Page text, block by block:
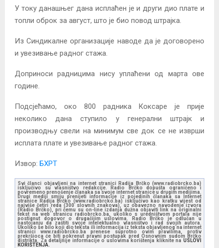
У току данашњег дана исплаћен је и други дио плате и
топли оброк за август, што је био повод штрајка.
Из Синдикалне организације наводе да је договорено
и увезивање радног стажа.
Доприноси радницима нису уплаћени од марта ове
године.
Подсјећамо, око 800 радника Коксаре је прије
неколико дана ступило у генерални штрајк и
производњу свели на минимум све док се не изврши
исплата плате и увезивање радног стажа.
Извор: БХРТ
Svi članci objavljeni na internet stranici Radija Brčko (www.radiobrcko.ba)
isključivo su vlasništvo redakcije. Radio Brčko dopušta ograničeno i
povremeno prenošenje članaka sa svoje internet stranice u drugim medijima.
Drugi mediji smiju prenijeti informacije iz pojedinih članaka sa Internet
stranice Radija Brčko (www.radiobrcko.ba) isključivo kao kratku vijest od
najviše četiri reda (300 slovnih znakova), uz obavezno navođenje izvora
(Radio Brčko), pri čemu su on-line izdanja dužna objaviti link na originalni
tekst na web stranicu radiobrcko.ba, ukoliko s uredništvom portala nije
postignut dogovor o drugačijim uslovima. Radio Brčko je odlučan u
nastojanju da zaštiti svoje intelektualno vlasništvo i rad svojih autora.
Ukoliko se bilo koji dio teksta ili informacija iz teksta objavljenog na internet
stranici www.radiobrcko.ba prenese suprotno ovim pravilima, protiv
prekršioca će biti pokrenut pravni postupak pred Osnovnim sudom Brčko
distrikta. Za detaljnije informacije o uslovima korištenja kliknite na USLOVI
KORIŠTENJA.